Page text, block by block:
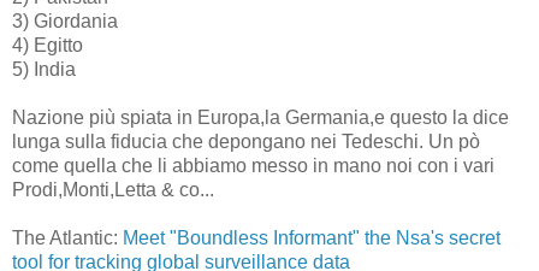
3) Giordania
4) Egitto
5) India
Nazione più spiata in Europa,la Germania,e questo la dice
lunga sulla fiducia che depongano nei Tedeschi. Un pò
come quella che li abbiamo messo in mano noi con i vari
Prodi,Monti,Letta & co...
The Atlantic: Meet "Boundless Informant" the Nsa's secret
tool for tracking global surveillance data